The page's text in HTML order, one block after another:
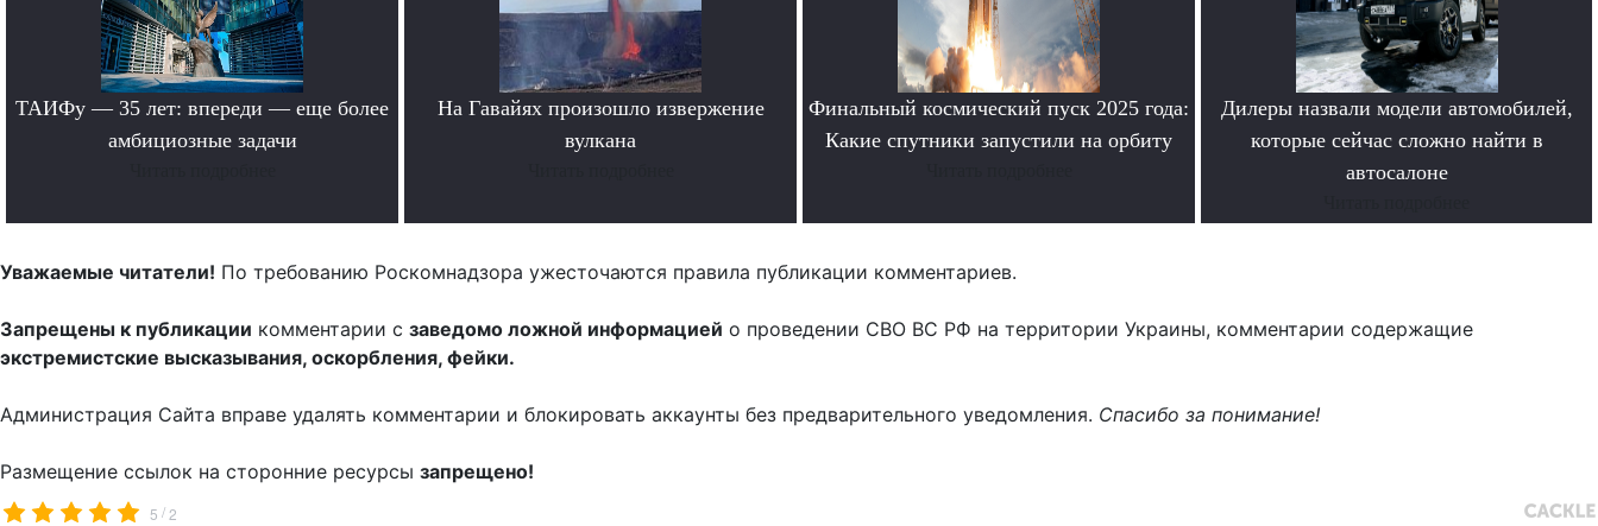
ТАИФу — 35 лет: впереди — еще более
амбициозные задачи
На Гавайях произошло извержение
вулкана
Финальный космический пуск 2025 года:
Какие спутники запустили на орбиту
Дилеры назвали модели автомобилей,
которые сейчас сложно найти в
автосалоне
Уважаемые читатели! По требованию Роскомнадзора ужесточаются правила публикации комментариев.
Запрещены к публикации комментарии с заведомо ложной информацией о проведении СВО ВС РФ на территории Украины, комментарии содержащие
экстремистские высказывания, оскорбления, фейки.
Администрация Сайта вправе удалять комментарии и блокировать аккаунты без предварительного уведомления. Спасибо за понимание!
Размещение ссылок на сторонние ресурсы запрещено!
5 /2